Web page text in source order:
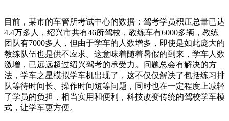
目前，某市的车管所考试中心的数据：驾考学员积压总量已达
4.4万多人，绍兴市共有46所驾校，教练车有6000多辆，教练
团队有7000多人，但由于学车的人数增多，即使是如此庞大的
教练队伍也是供不应求。这意味着随着暑假的到来，学车人数
激增，已远远超过绍兴驾考的承受力。问题总会有解决的方
法，学车之星模拟学车机出现了，这不仅仅解决了包括练习排
队等待时间长、操作时间短等问题，同时也在一定程度上减轻
了学员的负担，相当实用和便利，科技改变传统的驾校学车模
式，让学车更方便。